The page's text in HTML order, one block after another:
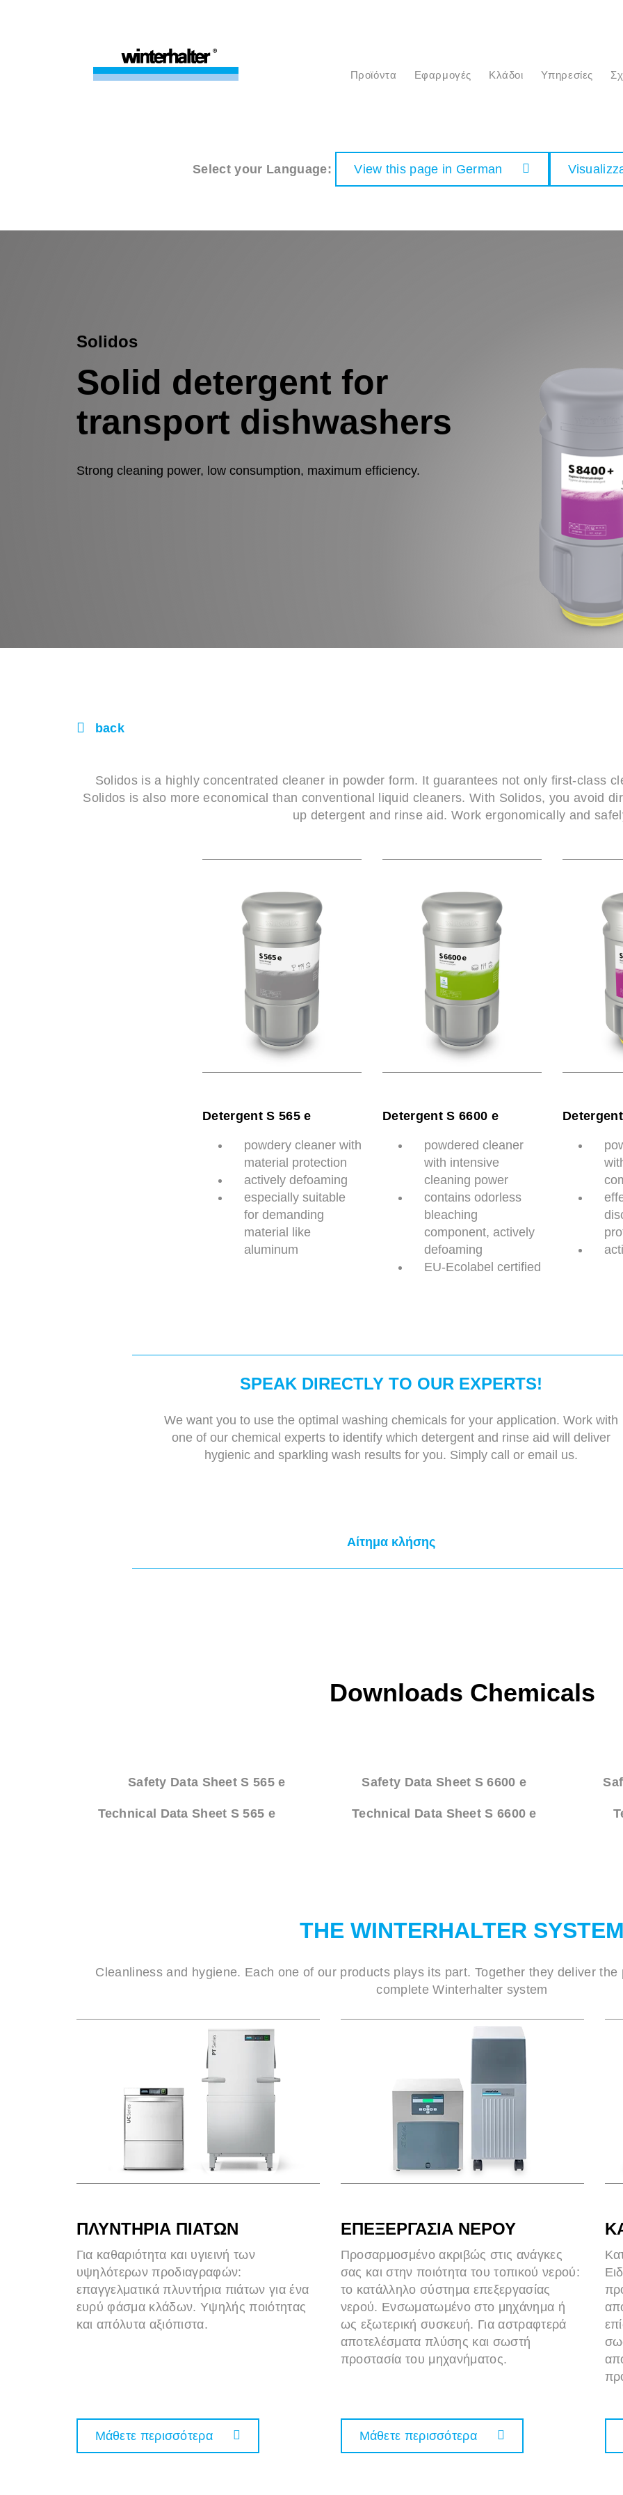
προϊόντα Εφαρμογές Κλάδοι Υπηρεσίες
Select your Language: View this page in German
Solidos
Solid detergent for
transport dishwashers
Strong cleaning power, low consumption, maximum efficiency.
back
Solidos is a highly concentrated cleaner in powder form. It guarantees not only first-class
Solidos is also more economical than conventional liquid cleaners. With Solidos, you avoid
up detergent and rinse aid. Work ergonomically and
Detergent S 565 e
powdery cleaner with
material protection
actively defoaming
especially suitable
for demanding
material like
aluminum
Detergent S 6600 e
powdered cleaner
with intensive
cleaning power
contains odorless
bleaching
component, actively
defoaming
EU-Ecolabel certified
SPEAK DIRECTLY TO OUR EXPERTS!
We want you to use the optimal washing chemicals for your application. Work with
one of our chemical experts to identify which detergent and rinse aid will deliver
hygienic and sparkling wash results for you. Simply call or email us.
Αίτημα κλήσης
Downloads Chemicals
Safety Data Sheet S 565 e Safety Data Sheet S 6600 e
Technical Data Sheet S 565 e Technical Data Sheet S 6600 e
THE WINTERHALTER SYSTEM
Cleanliness and hygiene. Each one of our products plays its part. Together they deliver
complete Winterhalter system
ΠΛΥΝΤΗΡΙΑ ΠΙΑΤΩΝ
Για καθαριότητα και υγιεινή των
υψηλότερων προδιαγραφών:
επαγγελματικά πλυντήρια πιάτων για ένα
ευρύ φάσμα κλάδων. Υψηλής ποιότητας
και απόλυτα αξιόπιστα.
Μάθετε περισσότερα
ΕΠΕΞΕΡΓΑΣΙΑ ΝΕΡΟΥ
Προσαρμοσμένο ακριβώς στις ανάγκες
σας και στην ποιότητα του τοπικού νερού:
το κατάλληλο σύστημα επεξεργασίας
νερού. Ενσωματωμένο στο μηχάνημα ή
ως εξωτερική συσκευή. Για αστραφτερά
αποτελέσματα πλύσης και σωστή
προστασία του μηχανήματος.
Μάθετε περισσότερα